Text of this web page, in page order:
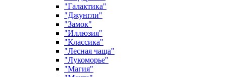
"Галактика"
"Джунгли"
"Замок"
"Иллюзия"
"Классика"
"Лесная чаща"
"Лукоморье"
"Магия"